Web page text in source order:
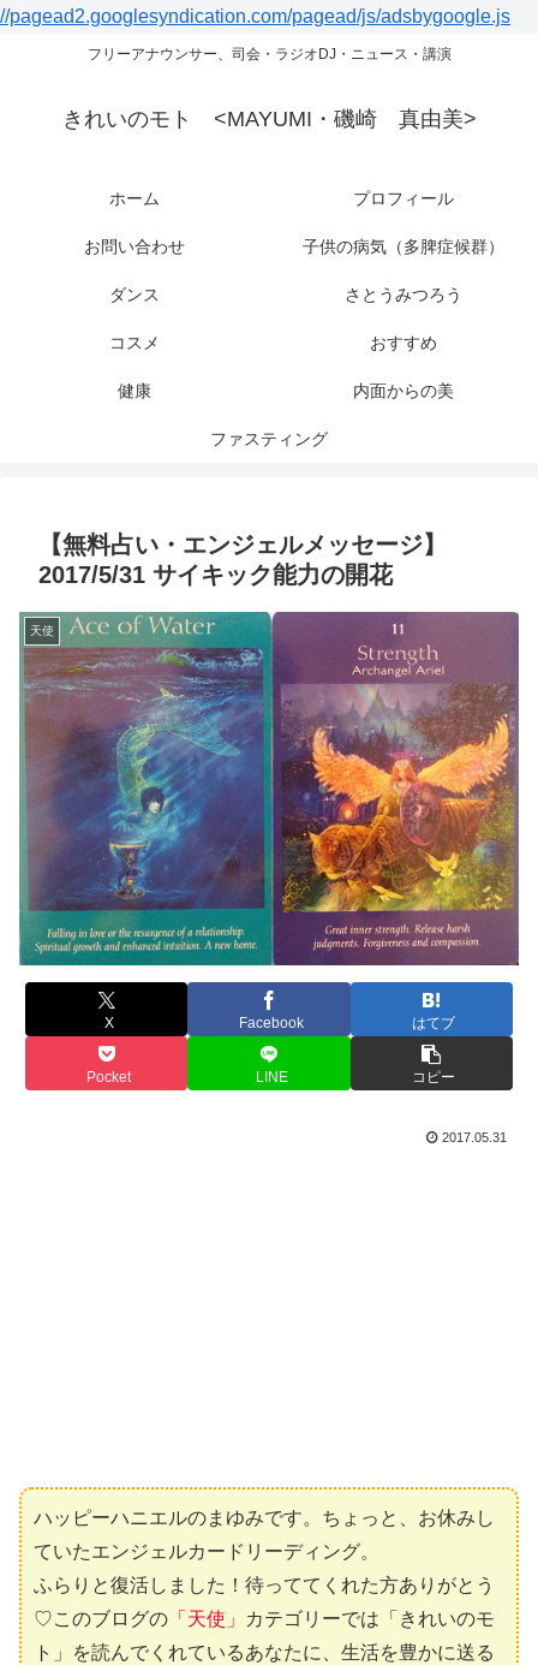
//pagead2.googlesyndication.com/pagead/js/adsbygoogle.js
フリーアナウンサー、司会・ラジオDJ・ニュース・講演
きれいのモト <MAYUMI・磯崎 真由美>
ホーム プロフィール
お問い合わせ 子供の病気（多脾症候群）
ダンス さとうみつろう
コスメ おすすめ
健康 内面からの美
ファスティング
【無料占い・エンジェルメッセージ】
2017/5/31 サイキック能力の開花
天使
X Facebook はてブ
Pocket LINE コピー
2017.05.31
ハッピーハニエルのまゆみです。ちょっと、お休みし
ていたエンジェルカードリーディング。
ふらりと復活しました！待っててくれた方ありがとう
♡このブログの 「天使」
カテゴリーでは「きれいのモ
ト」を読んでくれているあなたに、生活を豊かに送る